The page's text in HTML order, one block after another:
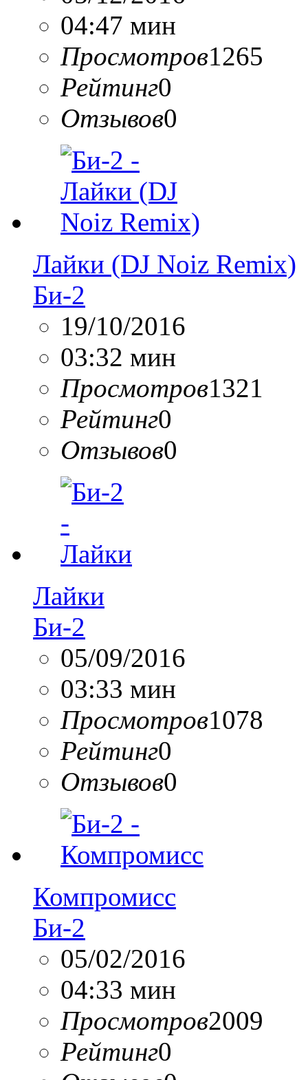
04:47 мин
Просмотров1265
Рейтинг0
Отзывов0
Лайки (DJ Noiz Remix)
Би-2
19/10/2016
03:32 мин
Просмотров1321
Рейтинг0
Отзывов0
Лайки
Би-2
05/09/2016
03:33 мин
Просмотров1078
Рейтинг0
Отзывов0
Компромисс
Би-2
05/02/2016
04:33 мин
Просмотров2009
Рейтинг0